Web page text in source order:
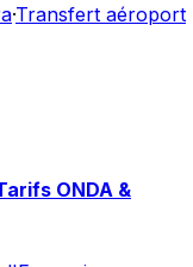
·Transfert aéroport
ONDA &